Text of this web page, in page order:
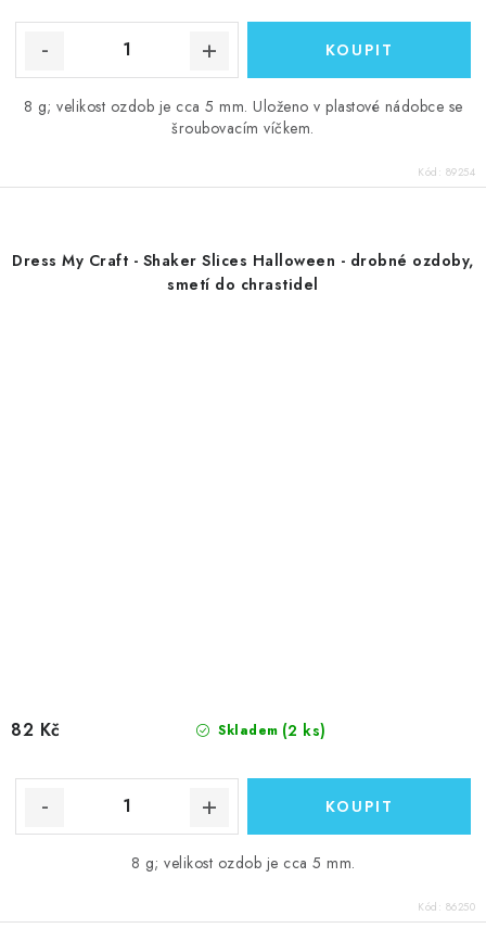
8 g; velikost ozdob je cca 5 mm. Uloženo v plastové nádobce se
šroubovacím víčkem.
Kód: 89254
Dress My Craft - Shaker Slices Halloween - drobné ozdoby,
smetí do chrastidel
Skladem (2 ks)
82 Kč
8 g; velikost ozdob je cca 5 mm.
Kód: 86250